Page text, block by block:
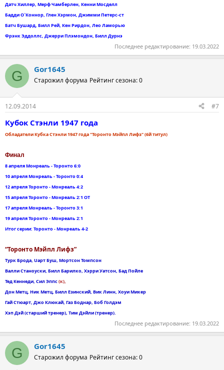
Датч Хиллер, Мерф Чамберлен, Кенни Мосделл
Бадди О`Коннор, Глен Хэрмон, Джимми Петерс-ст
Батч Бушард, Билл Рей, Кен Рирдон, Лео Ламорью
Фрэнк Эддоллс, Джерри Плэмондон, Билл Дурнэ
Последнее редактирование: 19.03.2022
G Gor1645
Старожил форума Рейтинг сезона: 0
12.09.2014 #7
Кубок Стэнли 1947 года
Обладатели Кубка Стэнли 1947 года "Торонто Мэйпл Лифз" (6й титул)
Финал
8 апреля Монреаль - Торонто 6:0
10 апреля Монреаль - Торонто 0:4
12 апреля Торонто - Монреаль 4:2
15 апреля Торонто - Монреаль 2:1 ОТ
17 апреля Монреаль - Торонто 3:1
19 апреля Торонто - Монреаль 2:1
Итог серии: Торонто - Монреаль 4-2
“Торонто Мэйпл Лифз”
Турк Брода, Uарт Буш, Мортсон Томпсон
Валли Станоуски, Билл Барилко, Хэрри Уатсон, Бад Пойле
Тед Кеннеди, Сил Эппс(к),
Дон Метц, Ник Метц, Билл Езинский, Вик Линн, Хоуи Микер
Гай Стюарт, Джо Клюкай, Газ Боднар, Боб Голдэм
Хэп Дэй (старший тренер), Тим Дэйли (тренер).
Последнее редактирование: 19.03.2022
G Gor1645
Старожил форума Рейтинг сезона: 0